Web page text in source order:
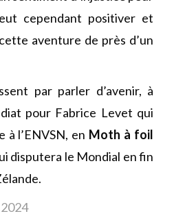
cependant positiver et
aventure de près d’un
par parler d’avenir, à
pour Fabrice Levet qui
l’ENVSN, en Moth à foil
disputera le Mondial en fin